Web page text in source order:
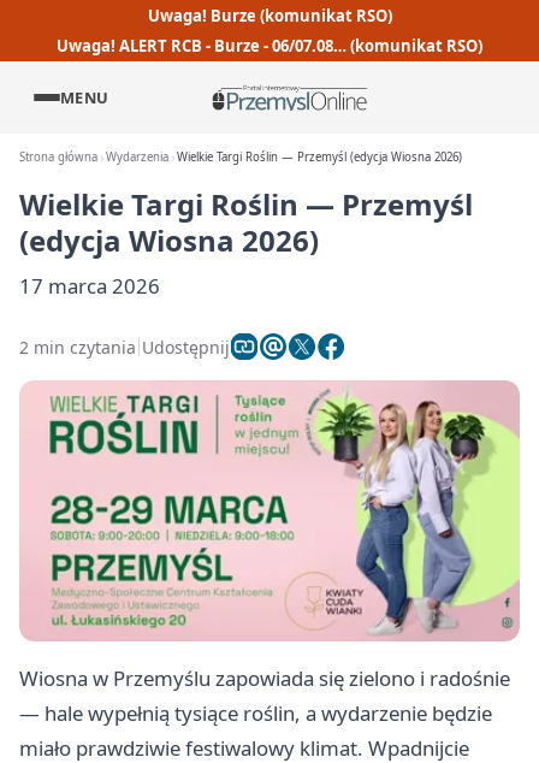
Uwaga! Burze (komunikat RSO)
Uwaga! ALERT RCB - Burze - 06/07.08… (komunikat RSO)
MENU
Strona główna Wydarzenia Wielkie Targi Roślin — Przemyśl (edycja Wiosna 2026)
Wielkie Targi Roślin — Przemyśl
(edycja Wiosna 2026)
17 marca 2026
2 min czytania Udostępnij
Wiosna w Przemyślu zapowiada się zielono i radośnie
— hale wypełnią tysiące roślin, a wydarzenie będzie
miało prawdziwie festiwalowy klimat. Wpadnijcie